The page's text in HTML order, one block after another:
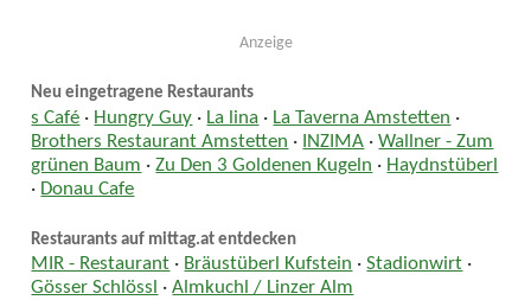
Anzeige
Neu eingetragene Restaurants
s Café · Hungry Guy · La lina · La Taverna Amstetten ·
Brothers Restaurant Amstetten · INZIMA ·Wallner - Zum
grünen Baum ·Zu Den 3 Goldenen Kugeln · Haydnstüberl
· Donau Cafe
Restaurants auf mittag.at entdecken
MIR - Restaurant · Bräustüberl Kufstein ·Stadionwirt ·
Gösser Schlössl ·Almkuchl / Linzer Alm